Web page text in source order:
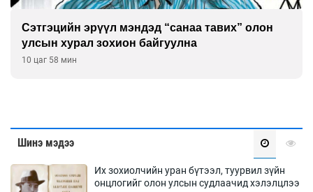
Сэтгэцийн эрүүл мэндэд “санаа тавих” олон
улсын хурал зохион байгуулна
10 цаг 58 мин
Шинэ мэдээ
Их зохиолчийн уран бүтээл, туурвил зүйн
онцлогийг олон улсын судлаачид хэлэлцлээ